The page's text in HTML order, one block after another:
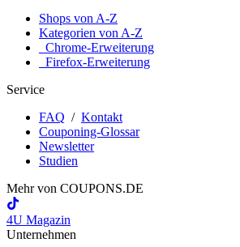
Shops von A-Z
Kategorien von A-Z
Chrome-Erweiterung
Firefox-Erweiterung
Service
FAQ / Kontakt
Couponing-Glossar
Newsletter
Studien
Mehr von COUPONS.DE
4U Magazin
Unternehmen